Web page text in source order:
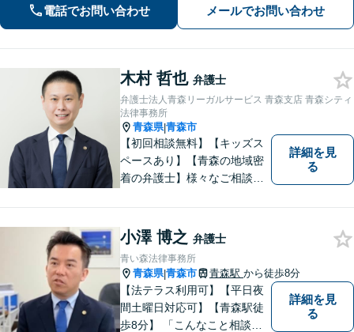
電話でお問い合わせ メールでお問い合わせ
木村 哲也 弁護士
弁護士法人青森リーガルサービス 青森支店 青森シティ
法律事務所
青森県|青森市
【初回相談無料】【キッズス
ペースあり】【青森の地域密
着の弁護士】様々なご相談・
詳細を見
る
小澤 博之 弁護士
青い森法律事務所
青森県|青森市 青森駅 から徒歩8分
【法テラス利用可】【平日夜
間土曜日対応可】【青森駅徒
歩8分】 「こんなこと相談し
詳細を見
る